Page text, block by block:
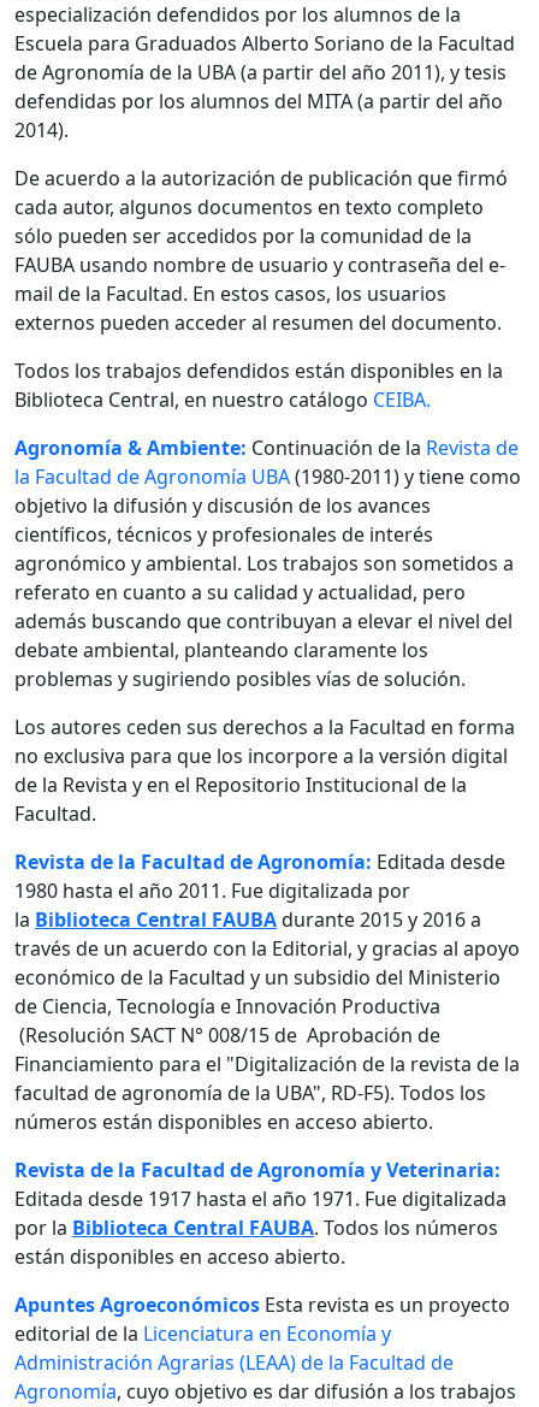
especialización defendidos por los alumnos de la
Escuela para Graduados Alberto Soriano de la Facultad
de Agronomía de la UBA (a partir del año 2011), y tesis
defendidas por los alumnos del MITA (a partir del año
2014).
De acuerdo a la autorización de publicación que firmó
cada autor, algunos documentos en texto completo
sólo pueden ser accedidos por la comunidad de la
FAUBA usando nombre de usuario y contraseña del e-
mail de la Facultad. En estos casos, los usuarios
externos pueden acceder al resumen del documento.
Todos los trabajos defendidos están disponibles en la
Biblioteca Central, en nuestro catálogo CEIBA.
Agronomía & Ambiente: Continuación de la Revista de
la Facultad de Agronomía UBA(1980-2011) y tiene como
objetivo la difusión y discusión de los avances
científicos, técnicos y profesionales de interés
agronómico y ambiental. Los trabajos son sometidos a
referato en cuanto a su calidad y actualidad, pero
además buscando que contribuyan a elevar el nivel del
debate ambiental, planteando claramente los
problemas y sugiriendo posibles vías de solución.
Los autores ceden sus derechos a la Facultad en forma
no exclusiva para que los incorpore a la versión digital
de la Revista y en el Repositorio Institucional de la
Facultad.
Revista de la Facultad de Agronomía: Editada desde
1980 hasta el año 2011. Fue digitalizada por
la Biblioteca Central FAUBAdurante 2015 y 2016 a
través de un acuerdo con la Editorial, y gracias al apoyo
económico de la Facultad y un subsidio del Ministerio
de Ciencia, Tecnología e Innovación Productiva
(Resolución SACT N° 008/15 de Aprobación de
Financiamiento para el "Digitalización de la revista de la
facultad de agronomía de la UBA", RD-F5). Todos los
números están disponibles en acceso abierto.
Revista de la Facultad de Agronomía y Veterinaria:
Editada desde 1917 hasta el año 1971. Fue digitalizada
por la Biblioteca Central FAUBA. Todos los números
están disponibles en acceso abierto.
Apuntes Agroeconómicos Esta revista es un proyecto
editorial de la Licenciatura en Economía y
Administración Agrarias (LEAA) de la Facultad de
Agronomía, cuyo objetivo es dar difusión a los trabajos